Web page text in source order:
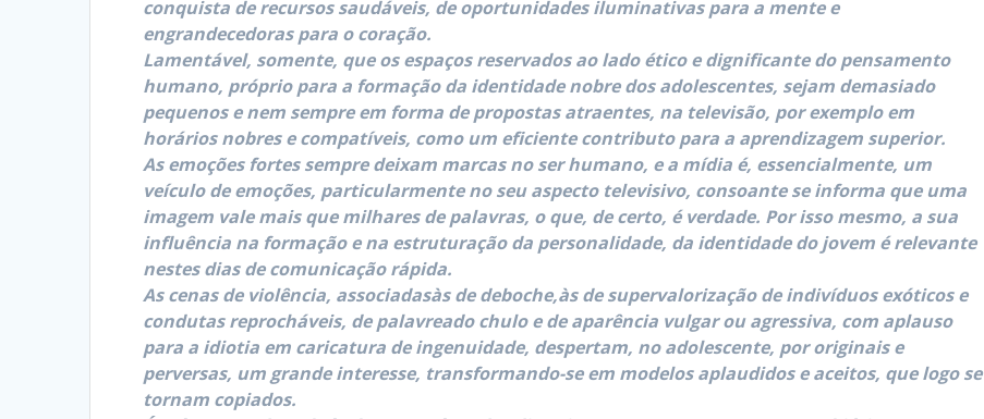
conquista de recursos saudáveis, de oportunidades iluminativas para a mente e
engrandecedoras para o coração.
Lamentável, somente, que os espaços reservados ao lado ético e dignificante do pensamento
humano, próprio para a formação da identidade nobre dos adolescentes, sejam demasiado
pequenos e nem sempre em forma de propostas atraentes, na televisão, por exemplo em
horários nobres e compatíveis, como um eficiente contributo para a aprendizagem superior.
As emoções fortes sempre deixam marcas no ser humano, e a mídia é, essencialmente, um
veículo de emoções, particularmente no seu aspecto televisivo, consoante se informa que uma
imagem vale mais que milhares de palavras, o que, de certo, é verdade. Por isso mesmo, a sua
influência na formação e na estruturação da personalidade, da identidade do jovem é relevante
nestes dias de comunicação rápida.
As cenas de violência, associadasàs de deboche,às de supervalorização de indivíduos exóticos e
condutas reprocháveis, de palavreado chulo e de aparência vulgar ou agressiva, com aplauso
para a idiotia em caricatura de ingenuidade, despertam, no adolescente, por originais e
perversas, um grande interesse, transformando-se em modelos aplaudidos e aceitos, que logo se
tornam copiados.